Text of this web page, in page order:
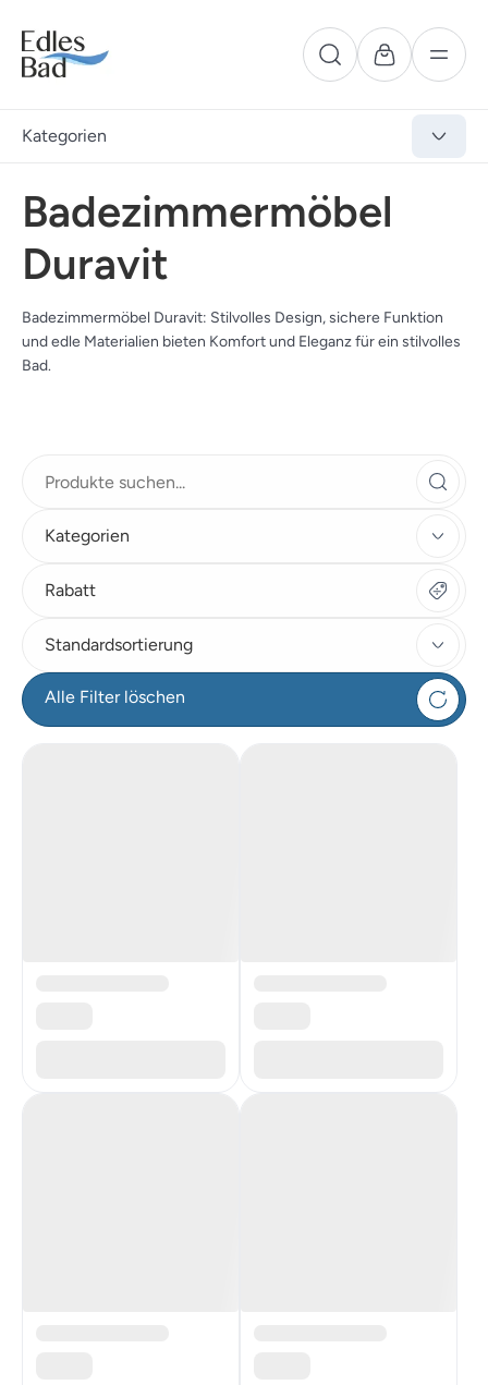
Kategorien
Badezimmermöbel
Duravit
Badezimmermöbel Duravit: Stilvolles Design, sichere Funktion
und edle Materialien bieten Komfort und Eleganz für ein stilvolles
Bad.
Kategorien
Rabatt
Standardsortierung
Alle Filter löschen